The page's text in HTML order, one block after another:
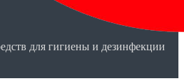
для гигиены и дезинфекции